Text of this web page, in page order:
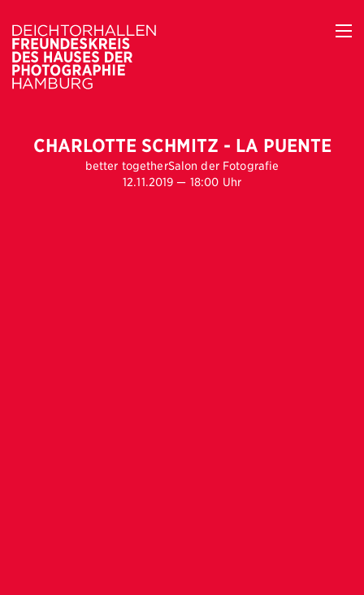
CHARLOTTE SCHMITZ - LA PUENTE
better togetherSalon der Fotografie
12.11.2019 — 18:00 Uhr